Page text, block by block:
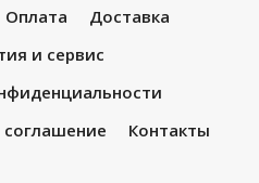
Оплата
Доставка
и сервис
соглашение
Контакты